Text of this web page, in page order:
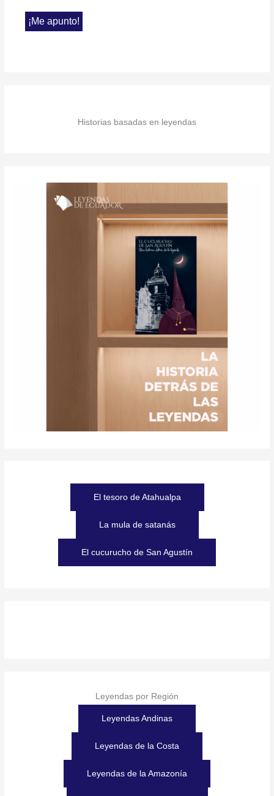
Historias basadas en leyendas
El tesoro de Atahualpa
La mula de satanás
El cucurucho de San Agustín
Leyendas por Región
Leyendas Andinas
Leyendas de la Costa
Leyendas de la Amazonía